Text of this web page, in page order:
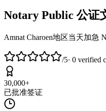
Notary Public 公证
Amnat Charoen地区当天加
/5· 0 verified
30,000+
已批准签证